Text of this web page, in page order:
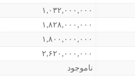
۱,۰۳۲,۰۰۰,۰۰۰
۱,۸۲۸,۰۰۰,۰۰۰
۱,۸۰۰,۰۰۰,۰۰۰
۲,۶۲۰,۰۰۰,۰۰۰
ناموجود